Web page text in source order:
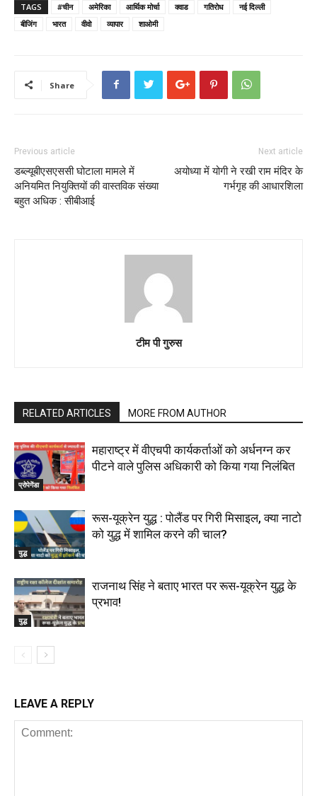
TAGS #चीन अमेरिका आर्थिक मोर्चा क्वाड गतिरोध
नई दिल्ली
बीजिंग
भारत वीवो व्यापार शाओमी
Share
Previous article
डब्ल्यूबीएसएससी घोटाला मामले में
अनियमित नियुक्तियों की वास्तविक संख्या
बहुत अधिक : सीबीआई
Next article
अयोध्या में योगी ने रखी राम मंदिर के
गर्भगृह की आधारशिला
टीम पी गुरुस
RELATED ARTICLES MORE FROM AUTHOR
प्रोपेगेंडा
महाराष्‍ट्र में वीएचपी कार्यकर्ताओं को अर्धनग्न कर
पीटने वाले पुलिस अधिकारी को किया गया निलंबित
युद्ध
रूस-यूक्रेन युद्ध : पोलैंड पर गिरी मिसाइल, क्या नाटो
को युद्ध में शामिल करने की चाल?
युद्ध
राजनाथ सिंह ने बताए भारत पर रूस-यूक्रेन युद्ध के
प्रभाव!
LEAVE A REPLY